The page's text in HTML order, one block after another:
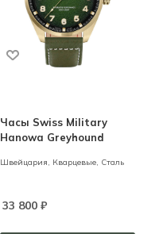
Часы Swiss Military
Hanowa Greyhound
Швейцария, Кварцевые, Сталь
33 800₽